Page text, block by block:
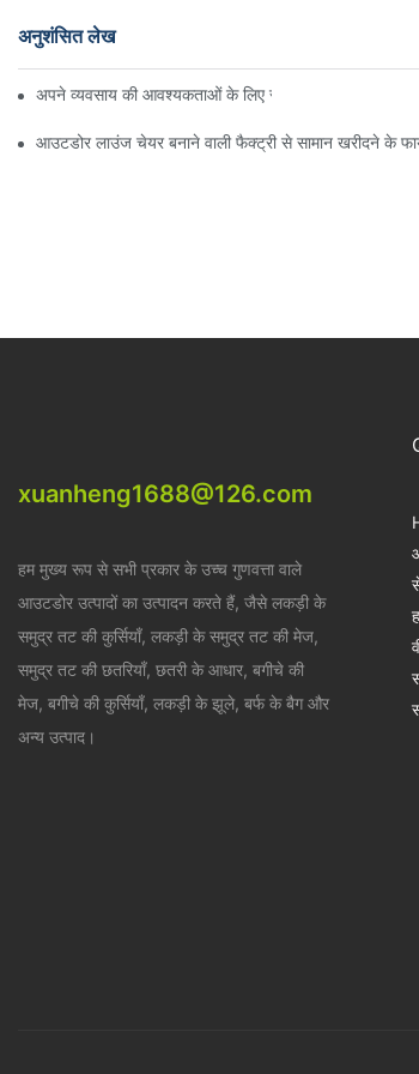
अनुशंसित लेख
अपने व्यवसाय की आवश्यकताओं के लिए सही बीच अम्ब्रेला वितरक
आउटडोर लाउंज चेयर बनाने वाली फैक्ट्री से सामान खरीदने के
xuanheng1688@126.com
हम मुख्य रूप से सभी प्रकार के उच्च गुणवत्ता वाले
आउटडोर उत्पादों का उत्पादन करते हैं, जैसे लकड़ी के
समुद्र तट की कुर्सियाँ, लकड़ी के समुद्र तट की मेज,
समुद्र तट की छतरियाँ, छतरी के आधार, बगीचे की
मेज, बगीचे की कुर्सियाँ, लकड़ी के झूले, बर्फ के बैग और
अन्य उत्पाद।